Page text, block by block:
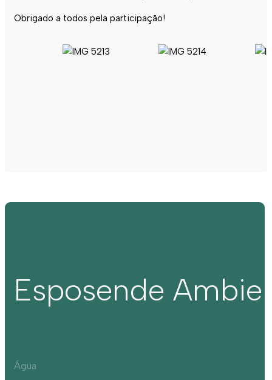
Obrigado a todos pela participação!
Esposende
Água